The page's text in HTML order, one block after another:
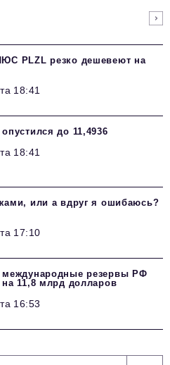
PLZL резко дешевеют на
18:41
до 11,4936
18:41
или а вдруг я ошибаюсь?
17:10
международные резервы РФ
на 11,8 млрд долларов
16:53